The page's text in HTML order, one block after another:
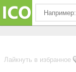
Лайкнуть в избранное